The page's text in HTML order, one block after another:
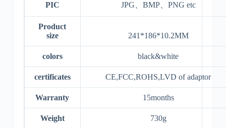
PIC JPG、BMP、PNG etc
Product
size
241*186*10.2MM
colors black&white
certificates CE,FCC,ROHS,LVD of adaptor
Warranty 15months
Weight
730g